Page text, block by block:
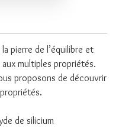
pierre de l’équilibre et
multiples propriétés.
proposons de découvrir
de silicium